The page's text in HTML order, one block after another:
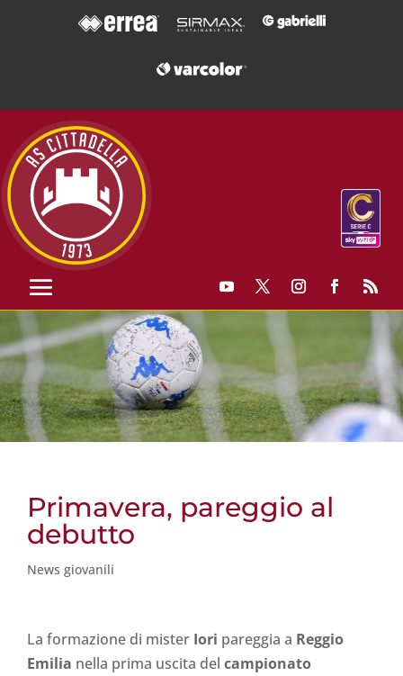
Primavera, pareggio al
debutto
News giovanili
La formazione di mister Iori pareggia a Reggio
Emilia nella prima uscita del campionato